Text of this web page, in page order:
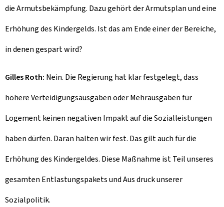
die Armutsbekämpfung. Dazu gehört der Armutsplan und eine
Erhöhung des Kindergelds. Ist das am Ende einer der Bereiche,
in denen gespart wird?
Gilles Roth: Nein. Die Regierung hat klar festgelegt, dass
höhere Verteidigungsausgaben oder Mehrausgaben für
Logement keinen negativen Impakt auf die Sozialleistungen
haben dürfen. Daran halten wir fest. Das gilt auch für die
Erhöhung des Kindergeldes. Diese Maßnahme ist Teil unseres
gesamten Entlastungspakets und Aus druck unserer
Sozialpolitik.